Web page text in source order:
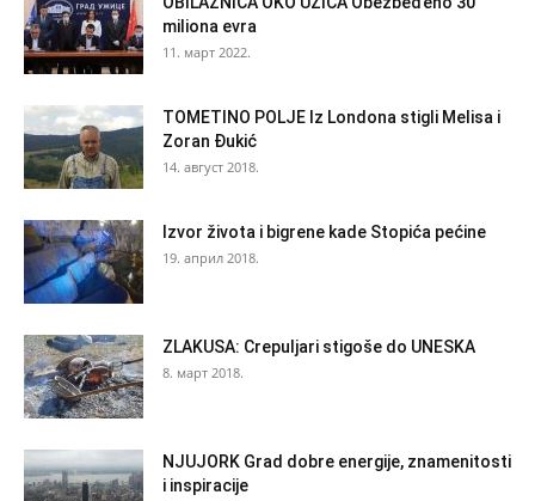
miliona evra
11. март 2022.
TOMETINO POLJE Iz Londona stigli Melisa i
Zoran Đukić
14. август 2018.
Izvor života i bigrene kade Stopića pećine
19. април 2018.
ZLAKUSA: Crepuljari stigoše do UNESKA
8. март 2018.
NJUJORK Grad dobre energije, znamenitosti
i inspiracije